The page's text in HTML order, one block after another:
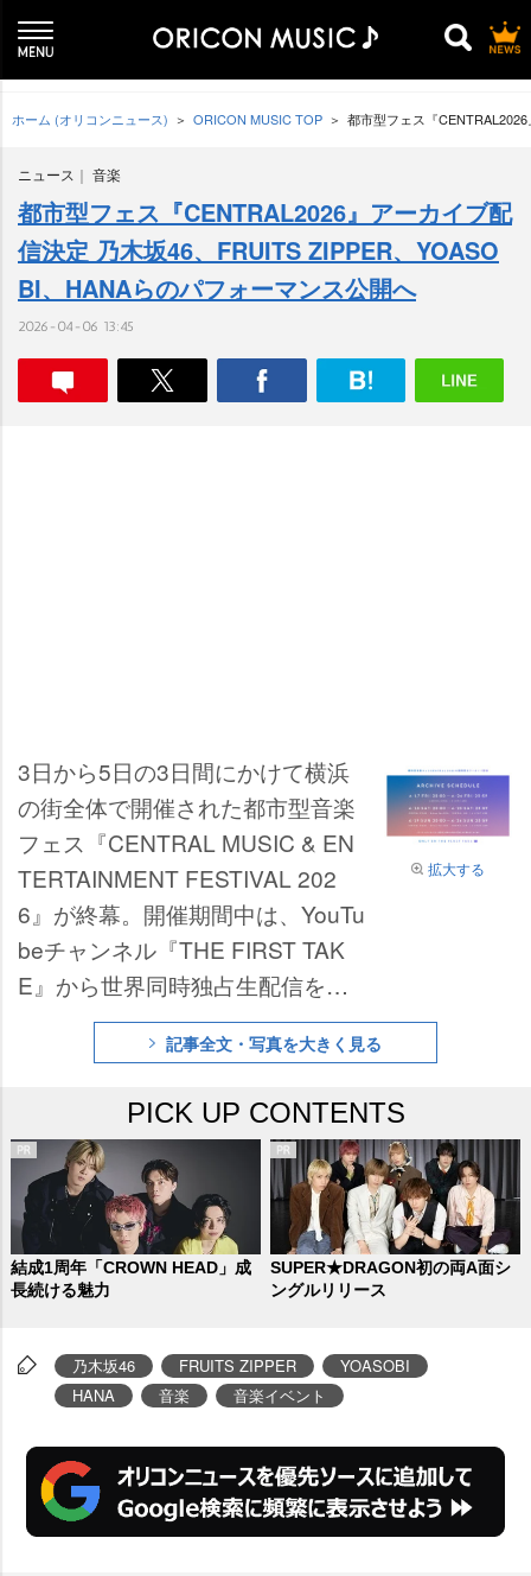
ホーム (オリコンニュース) ORICON MUSIC TOP 都市型フェス『
ニュース 音楽
都市型フェス『CENTRAL2026』アーカイブ配
信決定 乃木坂46、FRUITS ZIPPER、YOASO
BI、HANAらのパフォーマンス公開へ
2026-04-06 13:45
拡大する
3日から5日の3日間にかけて横浜
の街全体で開催された都市型音楽
フェス『CENTRAL MUSIC & EN
TERTAINMENT FESTIVAL 202
6』が終幕。開催期間中は、YouTu
beチャンネル『THE FIRST TAK
E』から世界同時独占生配信を行
い、多種多様な豪華アーティスト
のパフォーマンスに、各地から多
せられた。
記事全文・写真を大きく見る
PICK UP CONTENTS
結成1周年「CROWN HEAD」成
長続ける魅力
SUPER★DRAGON初の両A面シ
ングルリリース
乃木坂46 FRUITS ZIPPER
YOASOBI
HANA
音楽 音楽イベント